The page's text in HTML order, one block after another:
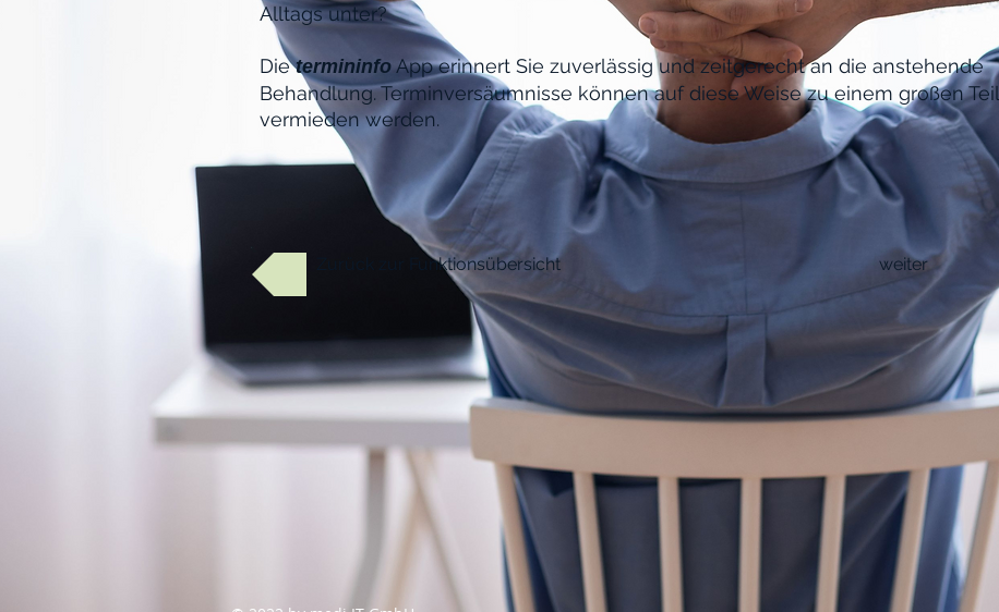
Alltags unter?
Dietermininfo App erinnert Sie zuverlässig und zeitgerecht an die anstehende
Behandlung. Terminversäumnisse können auf diese Weise zu einem großen Teil
vermieden werden.
Zurück zur Funktionsübersicht weiter